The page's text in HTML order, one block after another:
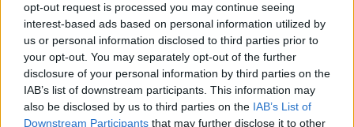
opt-out request is processed you may continue seeing
interest-based ads based on personal information utilized by
us or personal information disclosed to third parties prior to
your opt-out. You may separately opt-out of the further
disclosure of your personal information by third parties on the
IAB’s list of downstream participants. This information may
also be disclosed by us to third parties on the IAB’s List of
Downstream Participants that may further disclose it to other
Υλικά:
1/2μπανάνα,3φράουλες ή
1ακτινίδιο,1 κουταλάκι του γλυκού μέλι,
1/2κούπα γάλα 1,5%,
κουταλιά της σούπας γιαούρτι 2%